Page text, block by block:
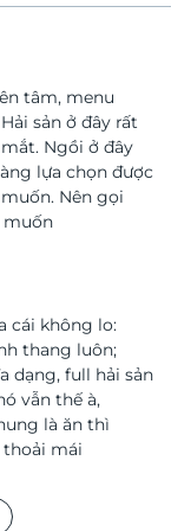
đầu tiên tại Hà
Đạo Thúy – một
quận Cầu Giấy.
triển quan trọng,
với giới sành ăn
phong cách châu
Mỗi chi tiết
chút tỉ mỉ, từ
sắc. Không
vẫn giữ được
ăn. Đây là nơi
gia đình, tiệc
tối lãng mạn. Đội
tạo chuyên
thiệp, luôn sẵn
món ăn phù hợp
giới thiệu
mực, tạo
được
tâm, menu
sản ở đây rất
Ngồi ở đây
lựa chọn được
Nên gọi
muốn
cái không lo:
thang luôn;
dạng, full hải sản
vẫn thế à,
là ăn thì
mái